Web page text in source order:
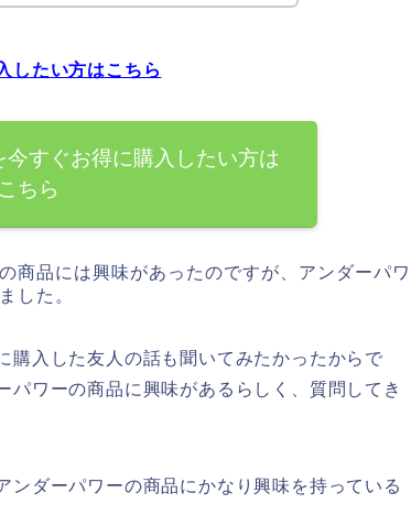
したい方はこちら
すぐお得に購入したい方は
こちら
商品には興味があったのですが、アンダーパワ
した。
購入した友人の話も聞いてみたかったからで
ワーの商品に興味があるらしく、質問してき
ンダーパワーの商品にかなり興味を持っている